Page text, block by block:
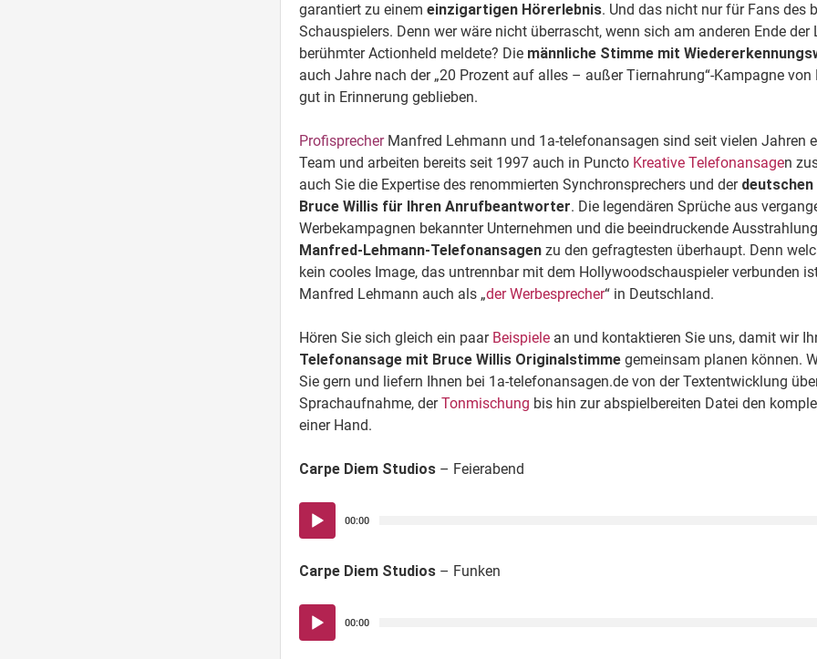
garantiert zu einem einzigartigen Hörerlebnis. Und das nicht nur für Fans des
Schauspielers. Denn wer wäre nicht überrascht, wenn sich am anderen Ende der
berühmter Actionheld meldete? Die männliche Stimme mit
auch Jahre nach der „20 Prozent auf alles – außer Tiernahrung“-Kampagne von
gut in Erinnerung geblieben.
Profisprecher Manfred Lehmann und 1a-telefonansagen sind seit vielen Jahren
Team und arbeiten bereits seit 1997 auch in Puncto Kreative Telefonansagen
auch Sie die Expertise des renommierten Synchronsprechers und der
Bruce Willis für Ihren Anrufbeantworter. Die legendären Sprüche aus
Werbekampagnen bekannter Unternehmen und die beeindruckende
Manfred-Lehmann-Telefonansagen zu den gefragtesten überhaupt. Denn
kein cooles Image, das untrennbar mit dem Hollywoodschauspieler verbunden
Manfred Lehmann auch als „der Werbesprecher“ in Deutschland.
Hören Sie sich gleich ein paar Beispiele an und kontaktieren Sie uns, damit wir
Telefonansage mit Bruce Willis Originalstimme gemeinsam planen können.
Sie gern und liefern Ihnen bei 1a-telefonansagen.de von der Textentwicklung
Sprachaufnahme, derTonmischung bis hin zur abspielbereiten Datei den
einer Hand.
Carpe Diem Studios – Feierabend
Audio-
Player
00:00
Carpe Diem Studios – Funken
Audio-
Player
00:00